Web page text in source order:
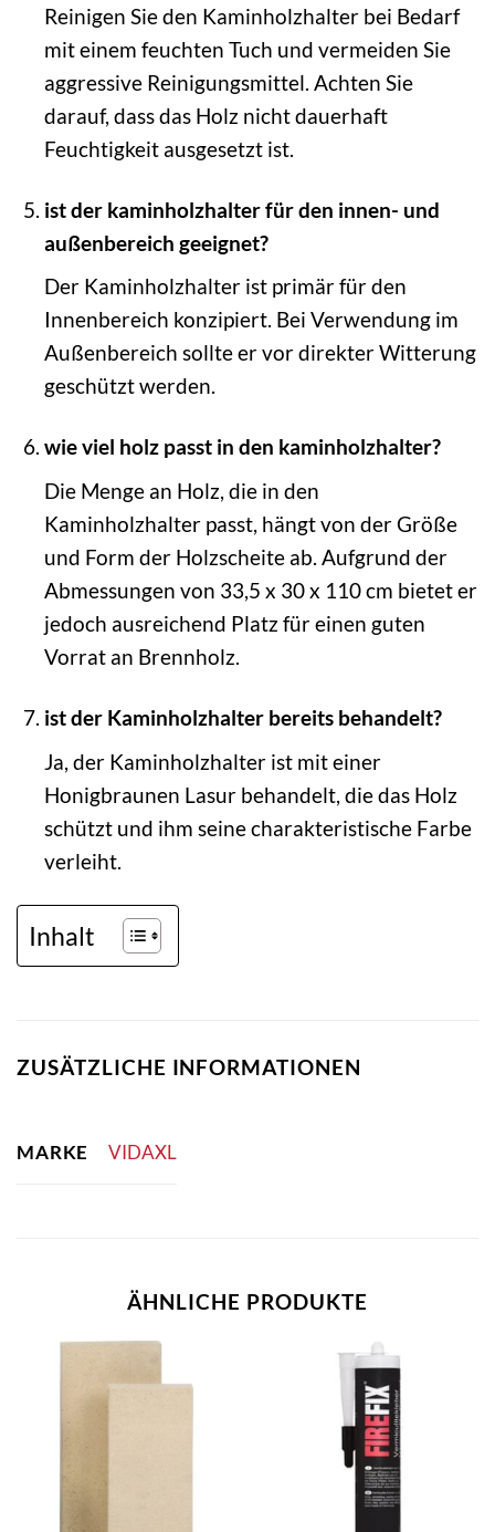
Reinigen Sie den Kaminholzhalter bei Bedarf
mit einem feuchten Tuch und vermeiden Sie
aggressive Reinigungsmittel. Achten Sie
darauf, dass das Holz nicht dauerhaft
Feuchtigkeit ausgesetzt ist.
ist der kaminholzhalter für den innen- und
außenbereich geeignet?
Der Kaminholzhalter ist primär für den
Innenbereich konzipiert. Bei Verwendung im
Außenbereich sollte er vor direkter Witterung
geschützt werden.
wie viel holz passt in den kaminholzhalter?
Die Menge an Holz, die in den
Kaminholzhalter passt, hängt von der Größe
und Form der Holzscheite ab. Aufgrund der
Abmessungen von 33,5 x 30 x 110 cm bietet er
jedoch ausreichend Platz für einen guten
Vorrat an Brennholz.
ist der Kaminholzhalter bereits behandelt?
Ja, der Kaminholzhalter ist mit einer
Honigbraunen Lasur behandelt, die das Holz
schützt und ihm seine charakteristische Farbe
verleiht.
Inhalt
ZUSÄTZLICHE INFORMATIONEN
MARKE VIDAXL
ÄHNLICHE PRODUKTE